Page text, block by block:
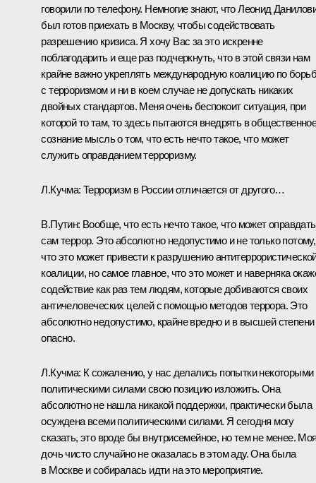
говорили по телефону. Немногие знают, что Леонид
был готов приехать в Москву, чтобы содействовать
разрешению кризиса. Я хочу Вас за это искренне
поблагодарить и еще раз подчеркнуть, что в этой связи нам
крайне важно укреплять международную коалицию по
с терроризмом и ни в коем случае не допускать никаких
двойных стандартов. Меня очень беспокоит ситуация, при
которой то там, то здесь пытаются внедрять в
сознание мысль о том, что есть нечто такое, что может
служить оправданием терроризму.
Л.Кучма: Терроризм в России отличается от другого…
В.Путин: Вообще, что есть нечто такое, что может оправдать
сам террор. Это абсолютно недопустимо и не только потому,
что это может привести к разрушению
коалиции, но самое главное, что это может и наверняка
содействие как раз тем людям, которые добиваются своих
античеловеческих целей с помощью методов террора. Это
абсолютно недопустимо, крайне вредно и в высшей степени
опасно.
Л.Кучма: К сожалению, у нас делались попытки некоторыми
политическими силами свою позицию изложить. Она
абсолютно не нашла никакой поддержки, практически была
осуждена всеми политическими силами. Я сегодня могу
сказать, это вроде бы внутрисемейное, но тем не менее.
дочь чисто случайно не оказалась в этом аду. Она была
в Москве и собиралась идти на это мероприятие.